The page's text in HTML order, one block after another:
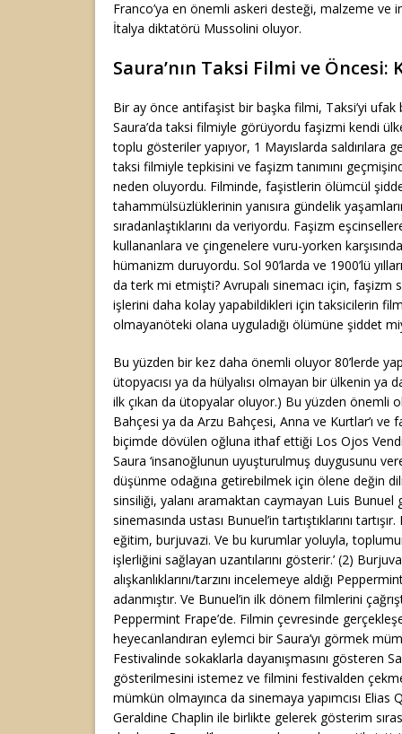
Franco’ya en önemli askeri desteği, malzeme ve
İtalya diktatörü Mussolini oluyor.
Saura’nın Taksi Filmi ve
Bir ay önce antifaşist bir başka filmi, Taksi’yi ufak
Saura’da taksi filmiyle görüyordu faşizmi kendi
toplu gösteriler yapıyor, 1 Mayıslarda saldırılara
taksi filmiyle tepkisini ve faşizm tanımını
neden oluyordu. Filminde, faşistlerin ölümcül
tahammülsüzlüklerinin yanısıra gündelik
sıradanlaştıklarını da veriyordu. Faşizm
kullananlara ve çingenelere vuru-yorken
hümanizm duruyordu. Sol 90’larda ve 1900’lü
da terk mi etmişti? Avrupalı sinemacı için, faşizm
işlerini daha kolay yapabildikleri için taksicilerin
olmayanöteki olana uyguladığı ölümüne şiddet
Bu yüzden bir kez daha önemli oluyor 80’lerde
ütopyacısı ya da hülyalısı olmayan bir ülkenin ya
ilk çıkan da ütopyalar oluyor.) Bu yüzden önemli
Bahçesi ya da Arzu Bahçesi, Anna ve Kurtlar’ı ve
biçimde dövülen oğluna ithaf ettiği Los Ojos
Saura ‘insanoğlunun uyuşturulmuş duygusunu
düşünme odağına getirebilmek için ölene değin
sinsiliği, yalanı aramaktan caymayan Luis Bunuel
sinemasında ustası Bunuel’in tartıştıklarını
eğitim, burjuvazi. Ve bu kurumlar yoluyla,
işlerliğini sağlayan uzantılarını gösterir.’ (2)
alışkanlıklarını/tarzını incelemeye aldığı
adanmıştır. Ve Bunuel’in ilk dönem filmlerini
Peppermint Frape’de. Filmin çevresinde
heyecanlandıran eylemci bir Saura’yı görmek
Festivalinde sokaklarla dayanışmasını gösteren
gösterilmesini istemez ve filmini festivalden
mümkün olmayınca da sinemaya yapımcısı
Geraldine Chaplin ile birlikte gelerek gösterim